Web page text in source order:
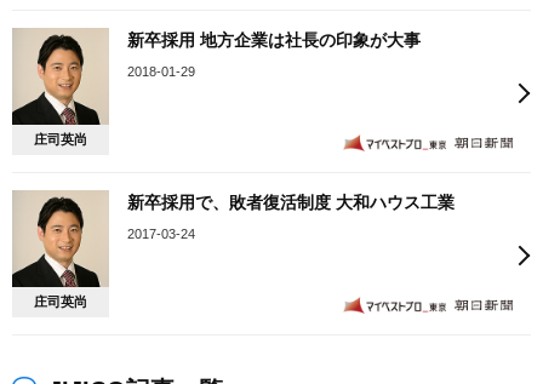
庄司英尚
新卒採用 地方企業は社長の印象が大事
2018-01-29
庄司英尚
新卒採用で、敗者復活制度 大和ハウス工業
2017-03-24